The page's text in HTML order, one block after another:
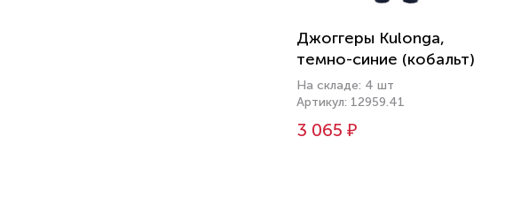
Джоггеры Kulonga,
темно-синие (кобальт)
На складе: 4 шт
Артикул: 12959.41
3 065 ₽